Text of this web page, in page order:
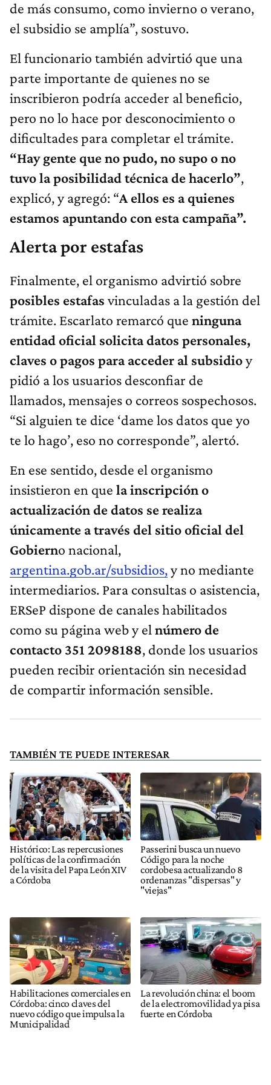
de más consumo, como invierno o verano,
el subsidio se amplía”, sostuvo.
El funcionario también advirtió que una
parte importante de quienes no se
inscribieron podría acceder al beneficio,
pero no lo hace por desconocimiento o
dificultades para completar el trámite.
“Hay gente que no pudo, no supo o no
tuvo la posibilidad técnica de hacerlo”,
explicó, y agregó: “A ellos es a quienes
estamos apuntando con esta campaña”.
Alerta por estafas
Finalmente, el organismo advirtió sobre
posibles estafas vinculadas a la gestión del
trámite. Escarlato remarcó que ninguna
entidad oficial solicita datos personales,
claves o pagos para acceder al subsidioy
pidió a los usuarios desconfiar de
llamados, mensajes o correos sospechosos.
“Si alguien te dice ‘dame los datos que yo
te lo hago’, eso no corresponde”, alertó.
En ese sentido, desde el organismo
insistieron en que la inscripción o
actualización de datos se realiza
únicamente a través del sitio oficial del
Gobierno nacional,
argentina.gob.ar/subsidios,y no mediante
intermediarios. Para consultas o asistencia,
ERSeP dispone de canales habilitados
como su página web y el número de
contacto 351 2098188, donde los usuarios
pueden recibir orientación sin necesidad
de compartir información sensible.
TAMBIÉN TE PUEDE INTERESAR
Histórico: Las repercusiones
políticas de la confirmación
de la visita del Papa León XIV
a Córdoba
Passerini busca un nuevo
Código para la noche
cordobesa actualizando 8
ordenanzas "dispersas" y
"viejas"
Habilitaciones comerciales en
Córdoba: cinco claves del
nuevo código que impulsa la
Municipalidad
La revolución china: el boom
de la electromovilidad ya pisa
fuerte en Córdoba